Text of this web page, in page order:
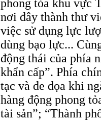
phong tỏa khu vực
nơi đây thành thư
việc sử dụng lực
dùng bạo lực...
động thái của phía
khẩn cấp”. Phía
tạc và đe dọa khi
hàng động phong
tài sản”; “Thành